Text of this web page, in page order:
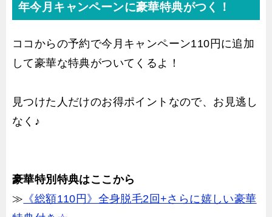
年今月キャンペーンに豪華特典がつく！
ココからの予約で今月キャンペーン110円に追加
して豪華な特典がついてくるよ！
見つけた人だけのお得ポイントなので、お見逃し
なく♪
豪華特別特典はここから
≫ 《総額110円》全身脱毛2回+さらに嬉しい豪華